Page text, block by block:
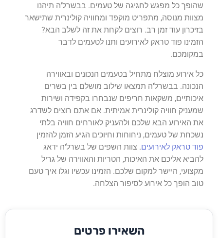
שהופך כל מפגש לחגיגה של טעמים. בבשרל'ה תיהנו
מצוות מנוסה, מתפריט מוקפד ומחוויה קולינרית שתישאר
בזיכרון עוד זמן רב. רוצים לקחת את זה לשלב הבא?
הזמינו פוד טראק לאירועים ותנו לטעמים לדבר
במקומכם.
כל אירוע מוצלח מתחיל בטעמים הנכונים ובאווירה
הנכונה. בבשרל'ה תמצאו שילוב מושלם בין בשרים
איכותיים, משקאות חריפים שנבחרו בקפידה ושירות
שמעניק חוויה קולינרית אמיתית. אם אתם רוצים לשדרג
את האירוע הבא שלכם ולהעניק לאורחים חוויה בלתי
נשכחת של טעמים, ניחוחות וחיוכים הגיע הזמן להזמין
פוד טראק לאירועים. צוות השפים של בשרל'ה ידאג
להביא אליכם את האיכות, הטריות והאווירה של גריל
מקצועי, היישר למקום שלכם. הזמינו עכשיו וגלו איך טעם
טוב הופך כל אירוע לסיפור הצלחה.
השאירו פרטים